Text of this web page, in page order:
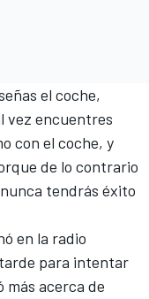
el coche,
vez encuentres
con el coche, y
de lo contrario
tendrás éxito
en la radio
para intentar
más acerca de